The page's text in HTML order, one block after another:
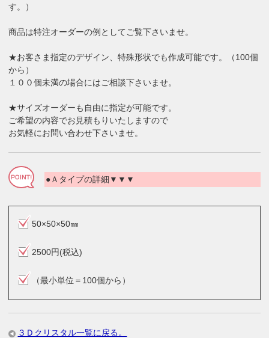
す。）
商品は特注オーダーの例としてご覧下さいませ。
★お客さま指定のデザイン、特殊形状でも作成可能です。（100個
から）
１００個未満の場合にはご相談下さいませ。
★サイズオーダーも自由に指定が可能です。
ご希望の内容でお見積もりいたしますので
お気軽にお問い合わせ下さいませ。
●Ａタイプの詳細▼▼▼
50×50×50㎜
2500円(税込)
（最小単位＝100個から）
３Ｄクリスタル一覧に戻る。